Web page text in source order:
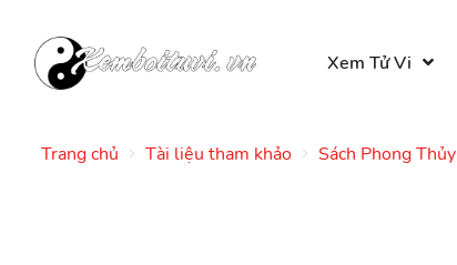
Xem Tử Vi
Trang chủ Tài liệu tham khảo Sách Phong Thủy